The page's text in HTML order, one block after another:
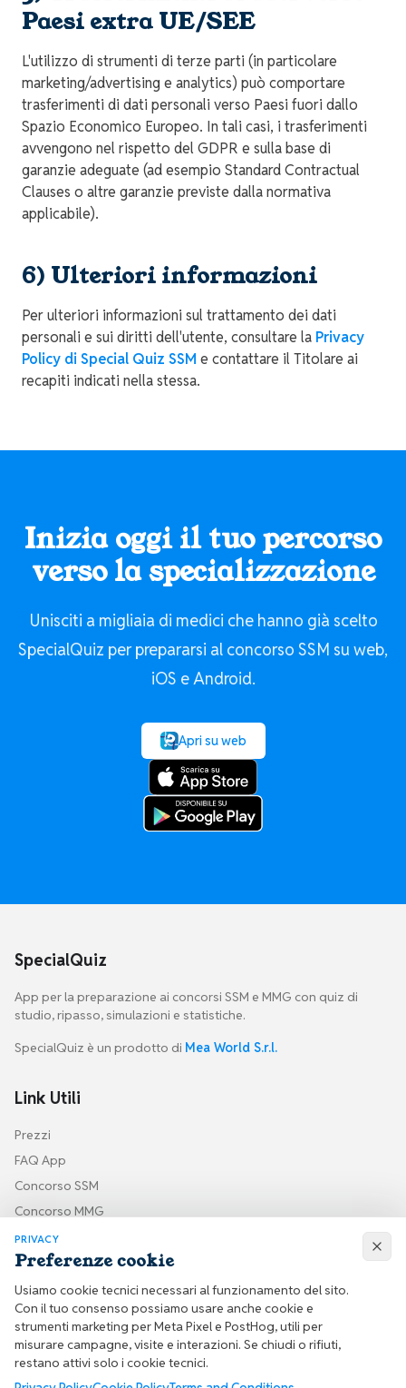
Paesi extra UE/SEE
L'utilizzo di strumenti di terze parti (in particolare
marketing/advertising e analytics) può comportare
trasferimenti di dati personali verso Paesi fuori dallo
Spazio Economico Europeo. In tali casi, i trasferimenti
avvengono nel rispetto del GDPR e sulla base di
garanzie adeguate (ad esempio Standard Contractual
Clauses o altre garanzie previste dalla normativa
applicabile).
6) Ulteriori informazioni
Per ulteriori informazioni sul trattamento dei dati
personali e sui diritti dell'utente, consultare la Privacy
Policy di Special Quiz SSM e contattare il Titolare ai
recapiti indicati nella stessa.
Inizia oggi il tuo percorso
verso la specializzazione
Unisciti a migliaia di medici che hanno già scelto
SpecialQuiz per prepararsi al concorso SSM su web,
iOS e Android.
Apri su web
SpecialQuiz
App per la preparazione ai concorsi SSM e MMG con quiz di
studio, ripasso, simulazioni e statistiche.
SpecialQuiz è un prodotto di Mea World S.r.l.
Link Utili
Prezzi
FAQ App
Concorso SSM
Concorso MMG
Seguici sui social
Resta aggiornato sulle novità di SpecialQuiz e sui contenuti per la
preparazione al concorso SSM.
FacebookInstagram
PRIVACY
Preferenze cookie
Usiamo cookie tecnici necessari al funzionamento del sito.
Con il tuo consenso possiamo usare anche cookie e
strumenti marketing per Meta Pixel e PostHog, utili per
misurare campagne, visite e interazioni. Se chiudi o rifiuti,
restano attivi solo i cookie tecnici.